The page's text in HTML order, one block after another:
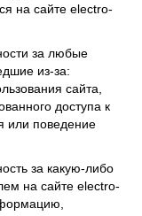
на сайте electro-
за любые
из-за:
сайта,
доступа к
или поведение
за какую-либо
на сайте electro-